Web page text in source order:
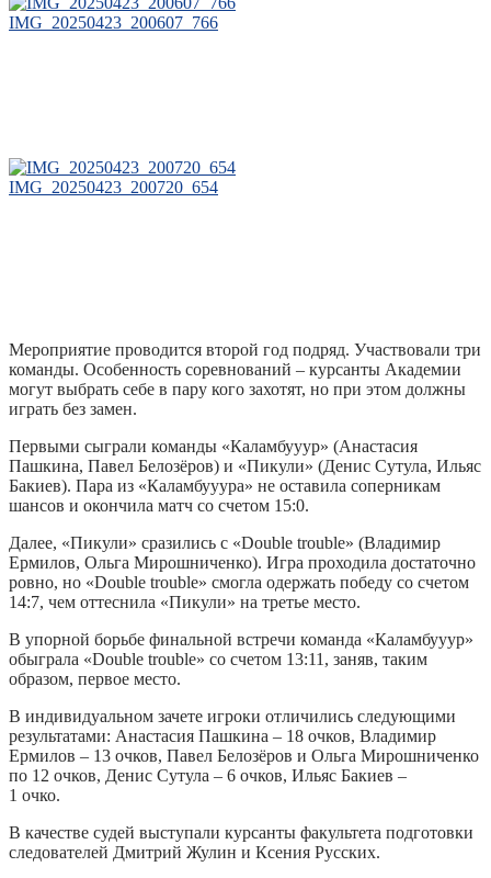
IMG_20250423_200607_766
IMG_20250423_200720_654
Мероприятие проводится второй год подряд. Участвовали три
команды. Особенность соревнований – курсанты Академии
могут выбрать себе в пару кого захотят, но при этом должны
играть без замен.
Первыми сыграли команды «Каламбууур» (Анастасия
Пашкина, Павел Белозёров) и «Пикули» (Денис Сутула, Ильяс
Бакиев). Пара из «Каламбууура» не оставила соперникам
шансов и окончила матч со счетом 15:0.
Далее, «Пикули» сразились с «Double trouble» (Владимир
Ермилов, Ольга Мирошниченко). Игра проходила достаточно
ровно, но «Double trouble» смогла одержать победу со счетом
14:7, чем оттеснила «Пикули» на третье место.
В упорной борьбе финальной встречи команда «Каламбууур»
обыграла «Double trouble» со счетом 13:11, заняв, таким
образом, первое место.
В индивидуальном зачете игроки отличились следующими
результатами: Анастасия Пашкина – 18 очков, Владимир
Ермилов – 13 очков, Павел Белозёров и Ольга Мирошниченко
по 12 очков, Денис Сутула – 6 очков, Ильяс Бакиев –
1 очко.
В качестве судей выступали курсанты факультета подготовки
следователей Дмитрий Жулин и Ксения Русских.